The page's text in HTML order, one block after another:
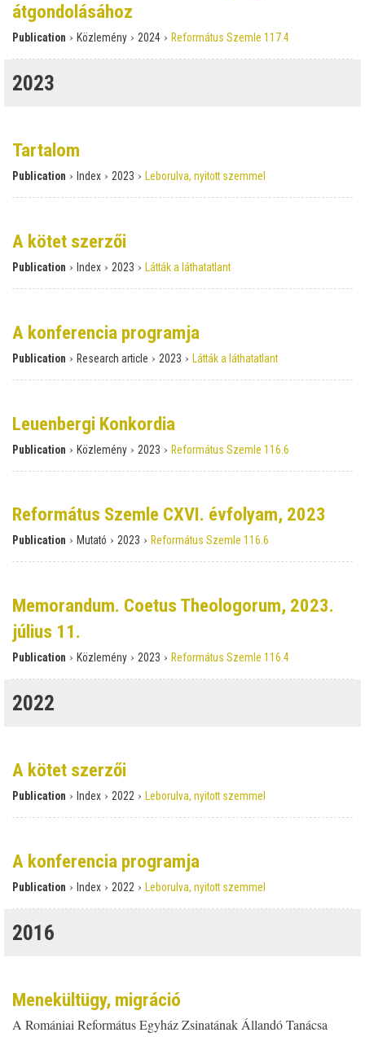
átgondolásához
Publication › Közlemény › 2024 › Református Szemle 117.4
2023
Tartalom
Publication › Index › 2023 › Leborulva, nyitott szemmel
A kötet szerzői
Publication › Index › 2023 › Látták a láthatatlant
A konferencia programja
Publication › Research article › 2023 › Látták a láthatatlant
Leuenbergi Konkordia
Publication › Közlemény › 2023 › Református Szemle 116.6
Református Szemle CXVI. évfolyam, 2023
Publication › Mutató › 2023 › Református Szemle 116.6
Memorandum. Coetus Theologorum, 2023.
július 11.
Publication › Közlemény › 2023 › Református Szemle 116.4
2022
A kötet szerzői
Publication › Index › 2022 › Leborulva, nyitott szemmel
A konferencia programja
Publication › Index › 2022 › Leborulva, nyitott szemmel
2016
Menekültügy, migráció
A Romániai Református Egyház Zsinatának Állandó Tanácsa